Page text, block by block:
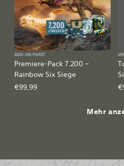
Premiere-Pack 7.200 –
Rainbow Six Siege
ADD-ON-PAKET
€99,99
Mehr